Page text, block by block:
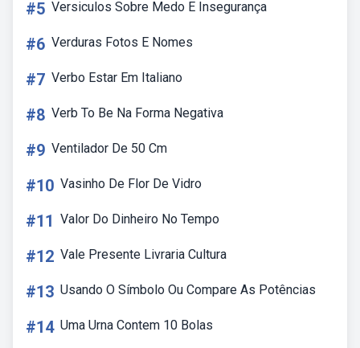
#5 Versiculos Sobre Medo E Insegurança
#6 Verduras Fotos E Nomes
#7 Verbo Estar Em Italiano
#8 Verb To Be Na Forma Negativa
#9 Ventilador De 50 Cm
#10 Vasinho De Flor De Vidro
#11 Valor Do Dinheiro No Tempo
#12 Vale Presente Livraria Cultura
#13 Usando O Símbolo Ou Compare As Potências
#14 Uma Urna Contem 10 Bolas